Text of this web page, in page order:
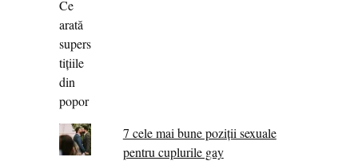
7 cele mai bune poziții sexuale
pentru cuplurile gay